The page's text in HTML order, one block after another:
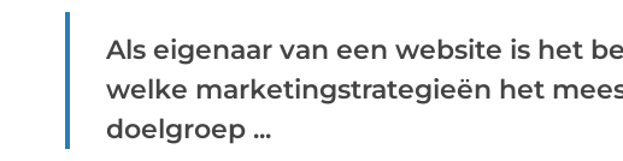
Als eigenaar van een website is het
welke marketingstrategieën het
doelgroep ...